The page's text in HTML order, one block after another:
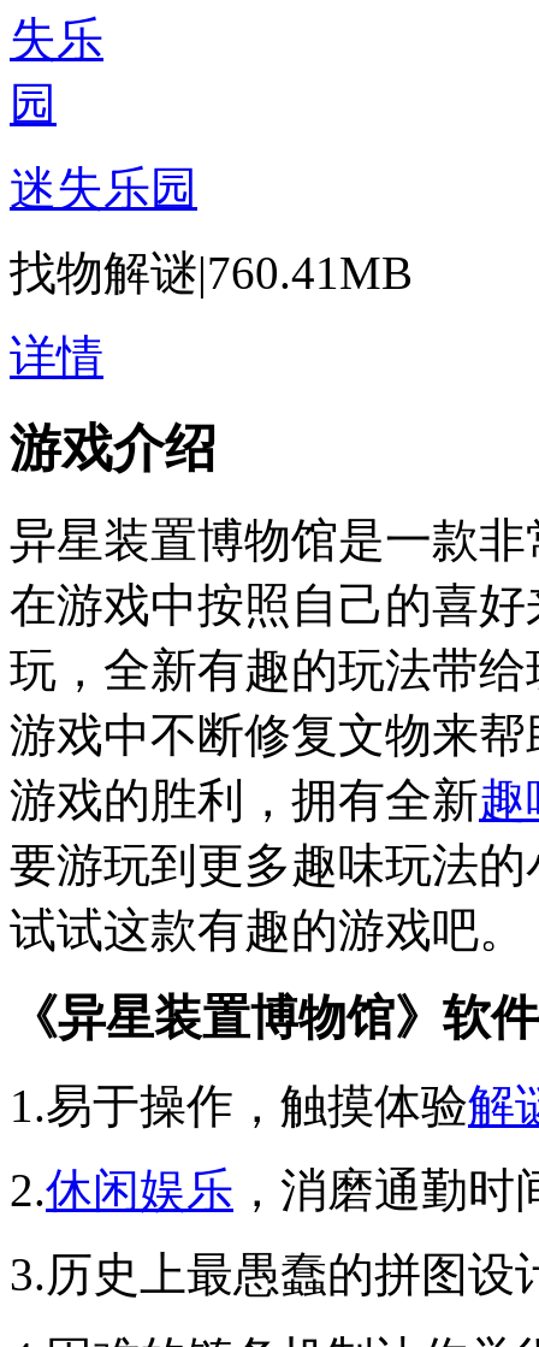
迷失乐园
找物解谜|760.41MB
详情
游戏介绍
异星装置博物馆是一款
在游戏中按照自己的喜
玩，全新有趣的玩法带
游戏中不断修复文物来
游戏的胜利，拥有全新趣
要游玩到更多趣味玩法
试试这款有趣的游戏吧。
《异星装置博物馆》软
1.易于操作，触摸体验解
2.休闲娱乐 ，消磨通勤
3.历史上最愚蠢的拼图设